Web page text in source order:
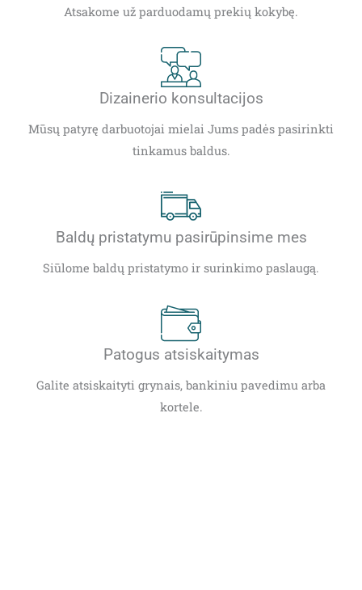
Atsakome už parduodamų prekių kokybę.
Dizainerio konsultacijos
Mūsų patyrę darbuotojai mielai Jums padės pasirinkti
tinkamus baldus.
Baldų pristatymu pasirūpinsime mes
Siūlome baldų pristatymo ir surinkimo paslaugą.
Patogus atsiskaitymas
Galite atsiskaityti grynais, bankiniu pavedimu arba
kortele.